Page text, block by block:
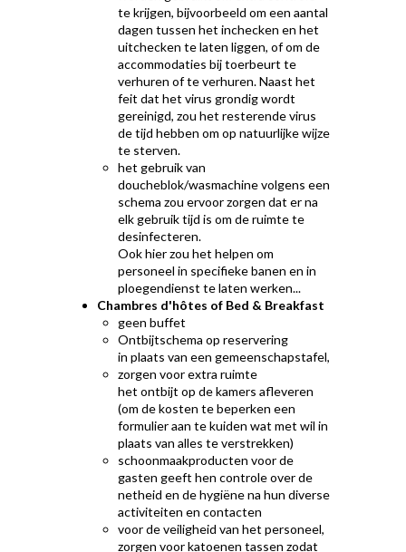
te krijgen, bijvoorbeeld om een aantal
dagen tussen het inchecken en het
uitchecken te laten liggen, of om de
accommodaties bij toerbeurt te
verhuren of te verhuren. Naast het
feit dat het virus grondig wordt
gereinigd, zou het resterende virus
de tijd hebben om op natuurlijke wijze
te sterven.
het gebruik van
doucheblok/wasmachine volgens een
schema zou ervoor zorgen dat er na
elk gebruik tijd is om de ruimte te
desinfecteren.
Ook hier zou het helpen om
personeel in specifieke banen en in
ploegendienst te laten werken...
Chambres d'hôtes of Bed & Breakfast
geen buffet
Ontbijtschema op reservering
in plaats van een gemeenschapstafel,
zorgen voor extra ruimte
het ontbijt op de kamers afleveren
(om de kosten te beperken een
formulier aan te kuiden wat met wil in
plaats van alles te verstrekken)
schoonmaakproducten voor de
gasten geeft hen controle over de
netheid en de hygiëne na hun diverse
activiteiten en contacten
voor de veiligheid van het personeel,
zorgen voor katoenen tassen zodat